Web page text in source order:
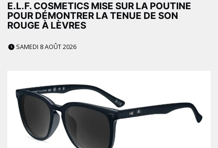
E.L.F. COSMETICS MISE SUR LA POUTINE
POUR DÉMONTRER LA TENUE DE SON
ROUGE À LÈVRES
SAMEDI 8 AOÛT 2026